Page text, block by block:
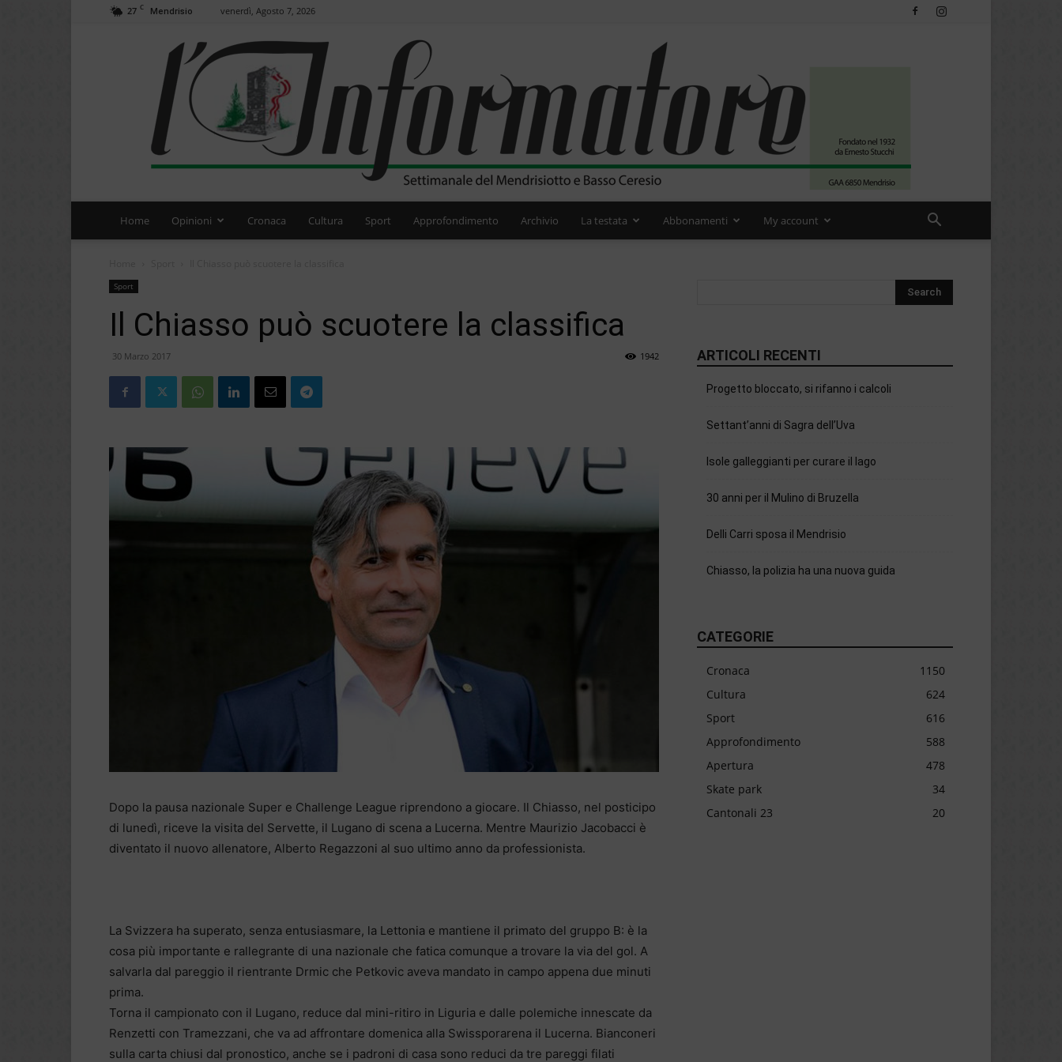
27 C Mendrisio venerdì, Agosto 7, 2026
Home Opinioni Cronaca Cultura Sport Approfondimento Archivio La testata Abbonamenti My account
Sport
Il Chiasso può scuotere la classifica
30 Marzo 2017 1942
Dopo la pausa nazionale Super e Challenge League riprendono a giocare. Il Chiasso, nel posticipo
di lunedì, riceve la visita del Servette, il Lugano di scena a Lucerna. Mentre Maurizio Jacobacci è
diventato il nuovo allenatore, Alberto Regazzoni al suo ultimo anno da professionista.
La Svizzera ha superato, senza entusiasmare, la Lettonia e mantiene il primato del gruppo B: è la
cosa più importante e rallegrante di una nazionale che fatica comunque a trovare la via del gol. A
salvarla dal pareggio il rientrante Drmic che Petkovic aveva mandato in campo appena due minuti
prima.
Torna il campionato con il Lugano, reduce dal mini-ritiro in Liguria e dalle polemiche innescate da
Renzetti con Tramezzani, che va ad affrontare domenica alla Swissporarena il Lucerna. Bianconeri
sulla carta chiusi dal pronostico, anche se i padroni di casa sono reduci da tre pareggi filati
ARTICOLI RECENTI
Progetto bloccato, si rifanno i calcoli
Settant’anni di Sagra dell’Uva
Isole galleggianti per curare il lago
30 anni per il Mulino di Bruzella
Delli Carri sposa il Mendrisio
Chiasso, la polizia ha una nuova guida
CATEGORIE
Cronaca
1150
Cultura
624
Sport
616
Approfondimento
588
Apertura
478
Skate park
34
Cantonali 23
20